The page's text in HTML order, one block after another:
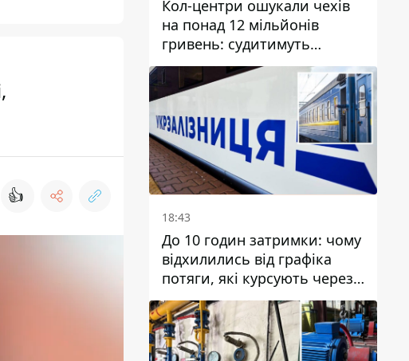
👍
Кол-центри ошукали чехів
на понад 12 мільйонів
гривень: судитимуть
дніпрянина, який
організував
транснаціональну злочинну
організацію
18:43
До 10 годин затримки: чому
відхилились від графіка
потяги, які курсують через
Дніпро та область